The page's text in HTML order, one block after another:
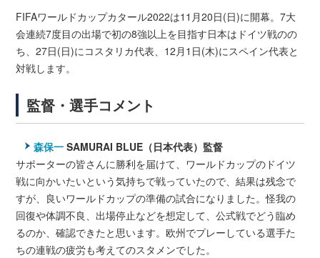
FIFAワールドカップカタール2022は11月20日(日)に開幕。7大
会連続7度目の出場で初の8強以上を目指す日本はドイツ戦のの
ち、27日(日)にコスタリカ代表、12月1日(木)にスペイン代表と
対戦します。
監督・選手コメント
森保一 SAMURAI BLUE（日本代表）監督
サポーターの皆さんに勝利を届けて、ワールドカップのドイツ
戦に向かいたいという気持ちで戦っていたので、結果は残念で
すが、良いワールドカップの準備の試合になりました。怪我の
回復や体調不良、出場停止などを想定して、公式戦でどう臨め
るのか、確認できたと思います。欧州でプレーしている選手た
ちの連戦の疲労も考えてのスタメンでした。